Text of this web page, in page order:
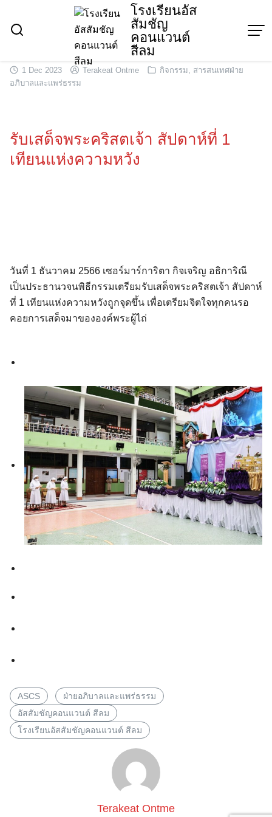
content
โรงเรียนอัส
สัมชัญ
คอนแวนต์
สีลม
for:
1 Dec 2023 Terakeat Ontme กิจกรรม, สารสนเทศฝ่าย
อภิบาลและแพร่ธรรม
รับเสด็จพระคริสตเจ้า สัปดาห์ที่ 1
เทียนแห่งความหวัง
วันที่ 1 ธันวาคม 2566 เซอร์มาร์การิตา กิจเจริญ อธิการิณี
เป็นประธานวจนพิธีกรรมเตรียมรับเสด็จพระคริสตเจ้า สัปดาห์
ที่ 1 เทียนแห่งความหวังถูกจุดขึ้น เพื่อเตรียมจิตใจทุกคนรอ
คอยการเสด็จมาขององค์พระผู้ไถ่
ASCS
ฝ่ายอภิบาลและแพร่ธรรม
อัสสัมชัญคอนแวนต์ สีลม
โรงเรียนอัสสัมชัญคอนแวนต์ สีลม
Terakeat Ontme